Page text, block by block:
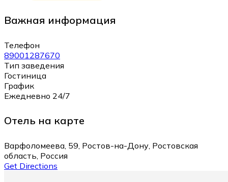
Важная информация
Телефон
89001287670
Тип заведения
Гостиница
График
Ежедневно 24/7
Отель на карте
Варфоломеева, 59, Ростов-на-Дону, Ростовская
область, Россия
Get Directions